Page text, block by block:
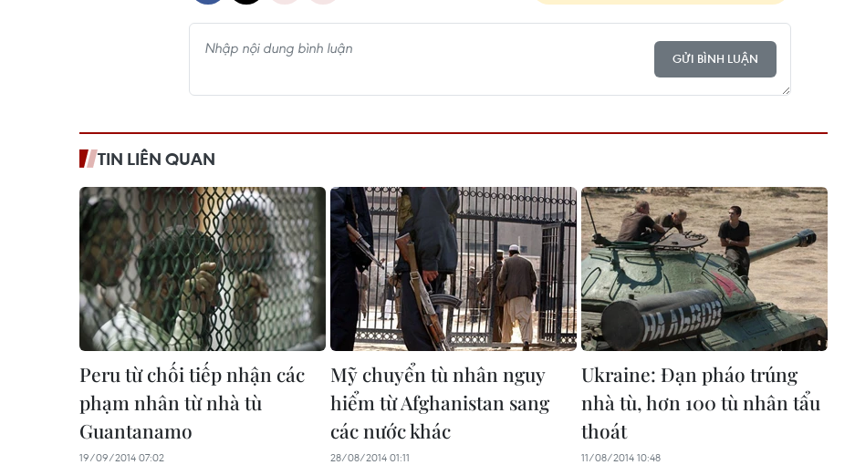
GỬI BÌNH LUẬN
TIN LIÊN QUAN
Peru từ chối tiếp nhận các
phạm nhân từ nhà tù
Guantanamo
19/09/2014 07:02
Mỹ chuyển tù nhân nguy
hiểm từ Afghanistan sang
các nước khác
28/08/2014 01:11
Ukraine: Đạn pháo trúng
nhà tù, hơn 100 tù nhân tẩu
thoát
11/08/2014 10:48